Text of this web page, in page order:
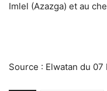
Imlel (Azazga) et au
Source : Elwatan du 07